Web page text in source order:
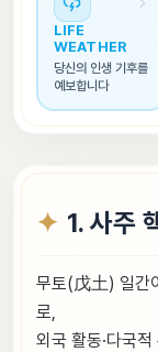
LIFE
WEATHER
당신의 인생 기후를
예보합니다
1. 사주
무토(戊土) 일간
로,
외국 활동·다국